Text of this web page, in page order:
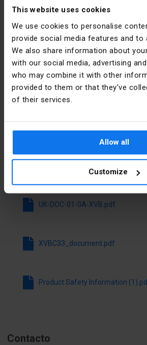
This website uses cookies
We use cookies to personalise
provide social media features and to
We also share information about
with our social media, advertising
who may combine it with other
provided to them or that they’ve
of their services.
Allow all
Customize
Color preciso Verde
PKWIU 27.90.20.0
Otros datos técnicos
ciągłe
Napięcie
pracy dla AC
24 ... 250 V
Napięcie
24 ... 250 V
Napięcie
napięcia
Fabricante
Schneider
Electric
Warszawa
Konstruktorska
12 Polska
Archivos para descargar
Descargar todos los archivos
UK-DOC-01-0A-XVB.pdf
XVBC33_document.pdf
Product Safety Information
Contacto